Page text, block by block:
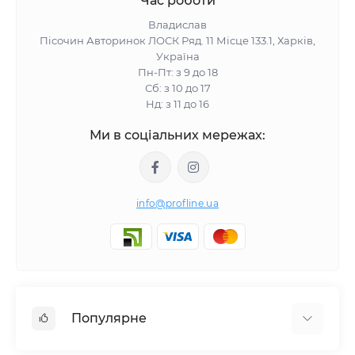
Гвинтові - механічні пристосування з простою
Гідравлічні - працює за рахунок тиску, який створює
Рейкові - можуть працювати в горизонтальній і
Пневматичні - використовує енергію стисненого
технічні параметри і переважні особливості. Тому,
Владислав
Пісочин Авторинок ЛОСК Ряд. 11 Місце 133.1, Харків,
Україна
Пн-Пт: з 9 до 18
Сб: з 10 до 17
Нд: з 11 до 16
Ми в соціальних мережах:
info@profline.ua
Популярне